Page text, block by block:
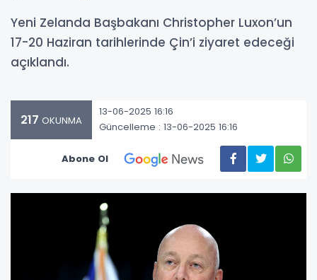
Yeni Zelanda Başbakanı Christopher Luxon’un
17-20 Haziran tarihlerinde Çin’i ziyaret edeceği
açıklandı.
217 OKUNMA
13-06-2025 16:16
Güncelleme : 13-06-2025 16:16
Abone Ol